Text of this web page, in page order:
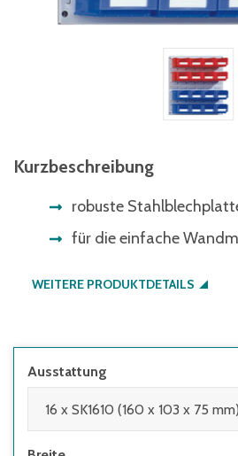
Kurzbeschreibung
robuste
für die einfache
WEITERE PRODUKTDETAILS
Ausstattung